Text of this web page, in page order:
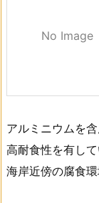
No Image
アルミニウムを含
高耐食性を有して
海岸近傍の腐食